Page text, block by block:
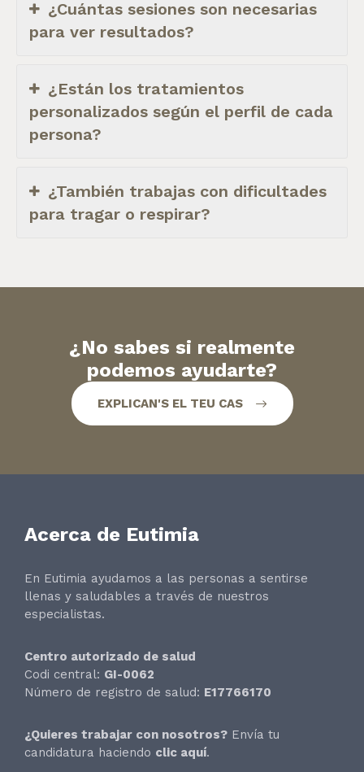
¿Cuántas sesiones son necesarias
para ver resultados?
¿Están los tratamientos
personalizados según el perfil de cada
persona?
¿También trabajas con dificultades
para tragar o respirar?
¿No sabes si realmente
podemos ayudarte?
EXPLICAN'S EL TEU CAS
Acerca de Eutimia
En Eutimia ayudamos a las personas a sentirse
llenas y saludables a través de nuestros
especialistas.
Centro autorizado de salud
Codi central: GI-0062
Número de registro de salud: E17766170
¿Quieres trabajar con nosotros? Envía tu
candidatura haciendo clic aquí.